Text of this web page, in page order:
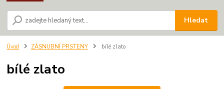
Hledat
Úvod ZÁSNUBNÍ PRSTENY bílé zlato
bílé zlato